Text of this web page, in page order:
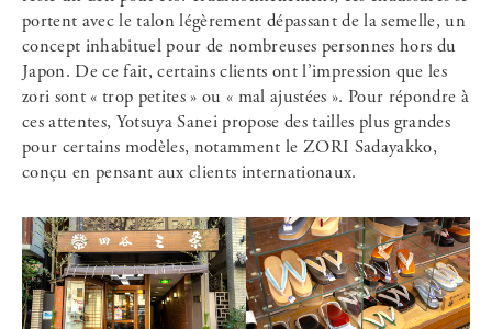
portent avec le talon légèrement dépassant de la semelle, un
concept inhabituel pour de nombreuses personnes hors du
Japon. De ce fait, certains clients ont l’impression que les
zori sont « trop petites » ou « mal ajustées ». Pour répondre à
ces attentes, Yotsuya Sanei propose des tailles plus grandes
pour certains modèles, notamment le ZORI Sadayakko,
conçu en pensant aux clients internationaux.